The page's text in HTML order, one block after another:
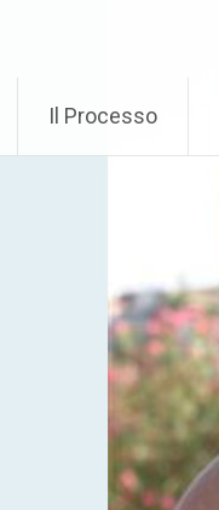
Il Processo